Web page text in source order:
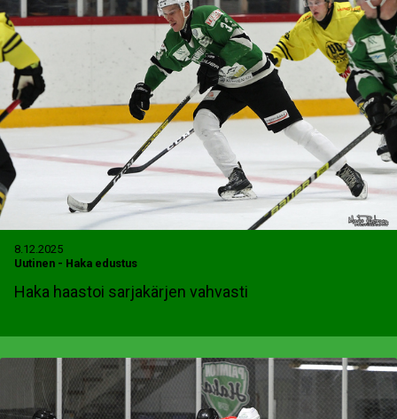
8.12.2025
Uutinen - Haka edustus
Haka haastoi sarjakärjen vahvasti